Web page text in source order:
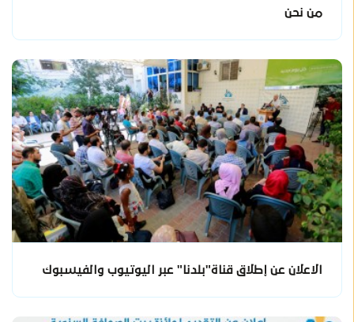
من نحن
الاعلان عن إطلاق قناة"بلدنا" عبر اليوتيوب والفيسبوك